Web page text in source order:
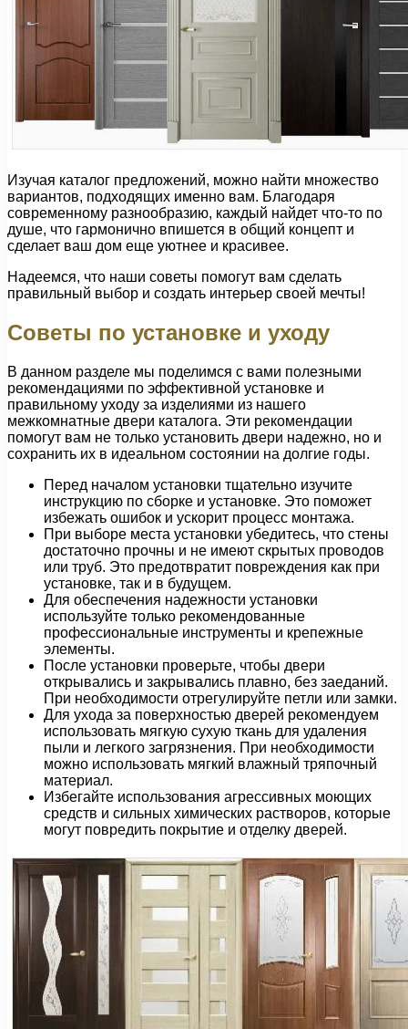
Изучая каталог предложений, можно найти множество
вариантов, подходящих именно вам. Благодаря
современному разнообразию, каждый найдет что-то по
душе, что гармонично впишется в общий концепт и
сделает ваш дом еще уютнее и красивее.
Надеемся, что наши советы помогут вам сделать
правильный выбор и создать интерьер своей мечты!
Советы по установке и уходу
В данном разделе мы поделимся с вами полезными
рекомендациями по эффективной установке и
правильному уходу за изделиями из нашего
межкомнатные двери каталога. Эти рекомендации
помогут вам не только установить двери надежно, но и
сохранить их в идеальном состоянии на долгие годы.
Перед началом установки тщательно изучите
инструкцию по сборке и установке. Это поможет
избежать ошибок и ускорит процесс монтажа.
При выборе места установки убедитесь, что стены
достаточно прочны и не имеют скрытых проводов
или труб. Это предотвратит повреждения как при
установке, так и в будущем.
Для обеспечения надежности установки
используйте только рекомендованные
профессиональные инструменты и крепежные
элементы.
После установки проверьте, чтобы двери
открывались и закрывались плавно, без заеданий.
При необходимости отрегулируйте петли или замки.
Для ухода за поверхностью дверей рекомендуем
использовать мягкую сухую ткань для удаления
пыли и легкого загрязнения. При необходимости
можно использовать мягкий влажный тряпочный
материал.
Избегайте использования агрессивных моющих
средств и сильных химических растворов, которые
могут повредить покрытие и отделку дверей.